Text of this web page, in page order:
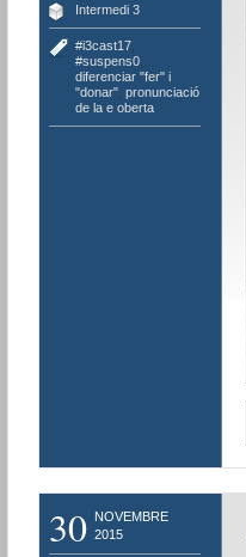
Intermedi 3
#i3cast17,
#suspens0,
diferenciar "fer" i
"donar", pronunciació
de la e oberta
30
NOVEMBRE
2015